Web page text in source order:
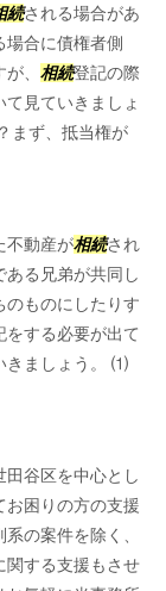
続される場合があ
場合に債権者側
、 相続登記の際
見ていきましょ
まず、抵当権が
不動産が相続され
ある兄弟が共同し
のものにしたりす
をする必要が出て
きましょう。 ⑴
谷区を中心とし
お困りの方の支援
の案件を除く、
関する支援もさせ